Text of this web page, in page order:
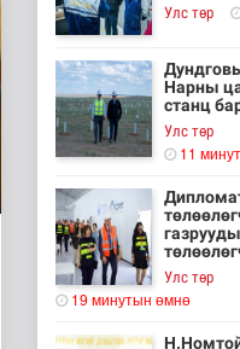
Улс төр
Нарны
станц
Улс төр
11
Улс төр
19 минутын өмнө